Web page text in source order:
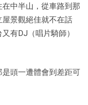
中半山，從車路到那
景觀絕佳就不在話
有DJ（唱片騎師）
頭一遭體會到差距可